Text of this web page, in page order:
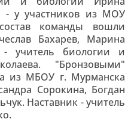
- у участников из МОУ
команды вошли
Бахарев, Марина
- учитель биологии и
"Бронзовыми"
из МБОУ г. Мурманска
Сорокина, Богдан
Наставник - учитель